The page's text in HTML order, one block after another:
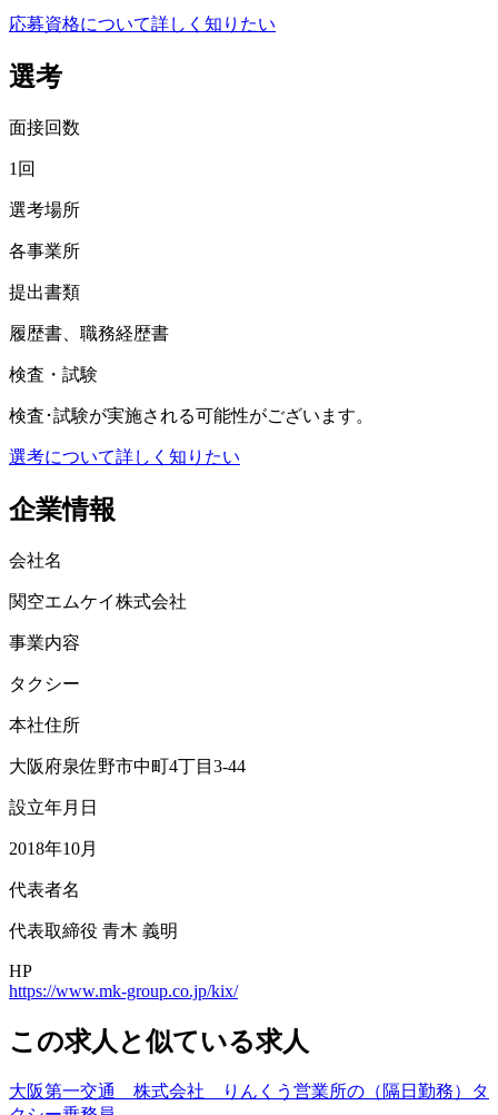
応募資格について詳しく知りたい
選考
面接回数
1回
選考場所
各事業所
提出書類
履歴書、職務経歴書
検査・試験
検査･試験が実施される可能性がございます。
選考について詳しく知りたい
企業情報
会社名
関空エムケイ株式会社
事業内容
タクシー
本社住所
大阪府泉佐野市中町4丁目3-44
設立年月日
2018年10月
代表者名
代表取締役 青木 義明
HP
https://www.mk-group.co.jp/kix/
この求人と似ている求人
大阪第一交通 株式会社 りんくう営業所の（隔日勤務）タ